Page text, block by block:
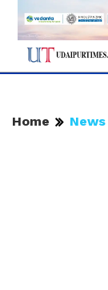
Home News